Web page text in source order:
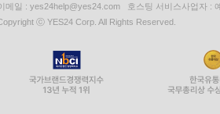
메일 : yes24help@yes24.com 호스팅 서비스사업자 :
ⓒ YES24 Corp. All Rights Reserved.